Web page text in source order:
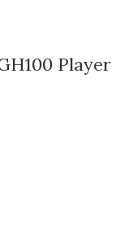
Player